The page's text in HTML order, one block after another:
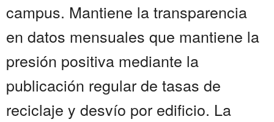
campus. Mantiene la transparencia
en datos mensuales que mantiene la
presión positiva mediante la
publicación regular de tasas de
reciclaje y desvío por edificio. La